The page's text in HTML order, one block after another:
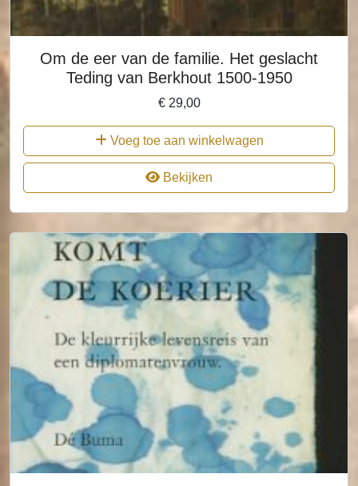
Om de eer van de familie. Het geslacht
Teding van Berkhout 1500-1950
€29,00
Voeg toe aan winkelwagen
Bekijken